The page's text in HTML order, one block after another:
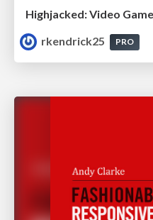
Highjacked: Video
rkendrick25
PRO